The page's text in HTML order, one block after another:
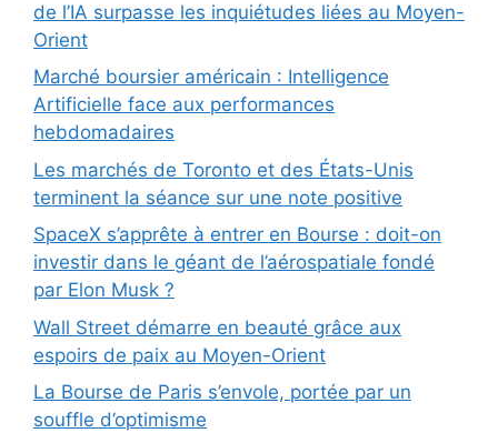
de l’IA surpasse les inquiétudes liées au Moyen-
Orient
Marché boursier américain : Intelligence
Artificielle face aux performances
hebdomadaires
Les marchés de Toronto et des États-Unis
terminent la séance sur une note positive
SpaceX s’apprête à entrer en Bourse : doit-on
investir dans le géant de l’aérospatiale fondé
par Elon Musk ?
Wall Street démarre en beauté grâce aux
espoirs de paix au Moyen-Orient
La Bourse de Paris s’envole, portée par un
souffle d’optimisme